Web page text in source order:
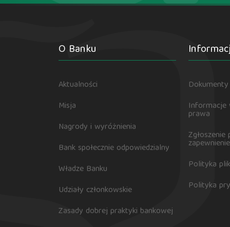
O Banku
Aktualności
Misja
Nagrody i wyróżnienia
Bank społecznie odpowiedzialny
Władze Banku
Udziały członkowskie
Zasady dobrej praktyki bankowej
Informacje
prawa
Polityka
Polityka